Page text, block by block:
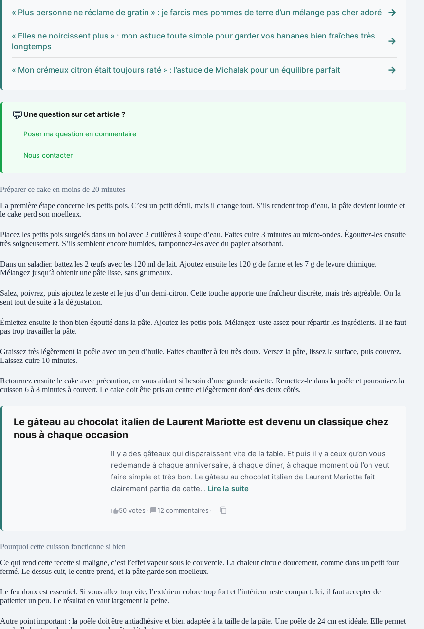
« Plus personne ne réclame de gratin » : je farcis mes pommes de terre d’un mélange pas cher adoré →
« Elles ne noircissent plus » : mon astuce toute simple pour garder vos bananes bien fraîches très
longtemps
→
« Mon crémeux citron était toujours raté » : l’astuce de Michalak pour un équilibre parfait →
💬 Une question sur cet article ?
Poser ma question en commentaire
Nous contacter
Préparer ce cake en moins de 20 minutes
La première étape concerne les petits pois. C’est un petit détail, mais il change tout. S’ils rendent trop d’eau, la pâte devient lourde et
le cake perd son moelleux.
Placez les petits pois surgelés dans un bol avec 2 cuillères à soupe d’eau. Faites cuire 3 minutes au micro-ondes. Égouttez-les ensuite
très soigneusement. S’ils semblent encore humides, tamponnez-les avec du papier absorbant.
Dans un saladier, battez les 2 œufs avec les 120 ml de lait. Ajoutez ensuite les 120 g de farine et les 7 g de levure chimique.
Mélangez jusqu’à obtenir une pâte lisse, sans grumeaux.
Salez, poivrez, puis ajoutez le zeste et le jus d’un demi-citron. Cette touche apporte une fraîcheur discrète, mais très agréable. On la
sent tout de suite à la dégustation.
Émiettez ensuite le thon bien égoutté dans la pâte. Ajoutez les petits pois. Mélangez juste assez pour répartir les ingrédients. Il ne faut
pas trop travailler la pâte.
Graissez très légèrement la poêle avec un peu d’huile. Faites chauffer à feu très doux. Versez la pâte, lissez la surface, puis couvrez.
Laissez cuire 10 minutes.
Retournez ensuite le cake avec précaution, en vous aidant si besoin d’une grande assiette. Remettez-le dans la poêle et poursuivez la
cuisson 6 à 8 minutes à couvert. Le cake doit être pris au centre et légèrement doré des deux côtés.
Le gâteau au chocolat italien de Laurent Mariotte est devenu un classique chez
nous à chaque occasion
Il y a des gâteaux qui disparaissent vite de la table. Et puis il y a ceux qu’on vous
redemande à chaque anniversaire, à chaque dîner, à chaque moment où l’on veut
faire simple et très bon. Le gâteau au chocolat italien de Laurent Mariotte fait
clairement partie de cette... Lire la suite
50 votes · 12 commentaires ·
Pourquoi cette cuisson fonctionne si bien
Ce qui rend cette recette si maligne, c’est l’effet vapeur sous le couvercle. La chaleur circule doucement, comme dans un petit four
fermé. Le dessus cuit, le centre prend, et la pâte garde son moelleux.
Le feu doux est essentiel. Si vous allez trop vite, l’extérieur colore trop fort et l’intérieur reste compact. Ici, il faut accepter de
patienter un peu. Le résultat en vaut largement la peine.
Autre point important : la poêle doit être antiadhésive et bien adaptée à la taille de la pâte. Une poêle de 24 cm est idéale. Elle permet